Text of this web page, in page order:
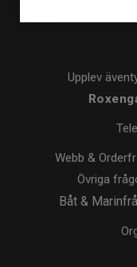
Upplev
Webb &
Övriga
Båt &